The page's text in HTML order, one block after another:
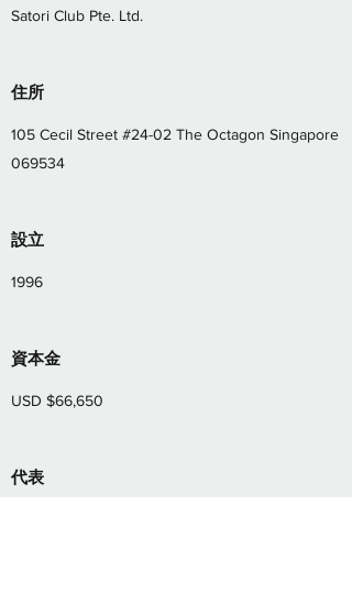
Satori Club Pte. Ltd.
住所
105 Cecil Street #24-02 The Octagon Singapore
069534
設立
1996
​資本金
USD $66,650
​代表